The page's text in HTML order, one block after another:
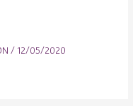
/ 12/05/2020